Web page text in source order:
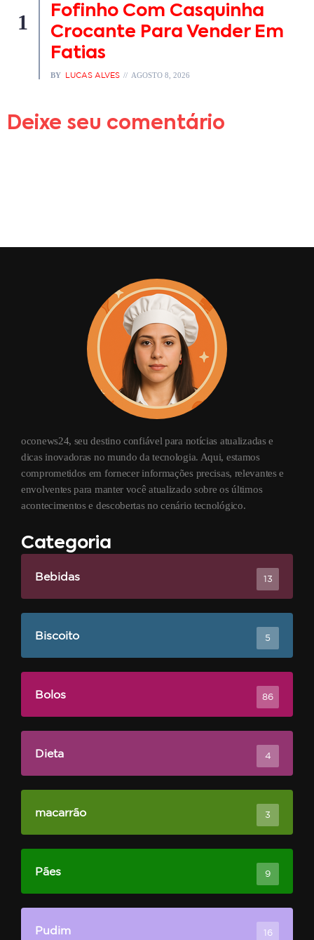
1
Fofinho Com Casquinha
Crocante Para Vender Em
Fatias
BY LUCAS ALVES AGOSTO 8, 2026
Deixe seu comentário
oconews24, seu destino confiável para notícias atualizadas e
dicas inovadoras no mundo da tecnologia. Aqui, estamos
comprometidos em fornecer informações precisas, relevantes e
envolventes para manter você atualizado sobre os últimos
acontecimentos e descobertas no cenário tecnológico.
Categoria
Bebidas 13
Biscoito 5
Bolos 86
Dieta 4
macarrão 3
Pães 9
Pudim 16